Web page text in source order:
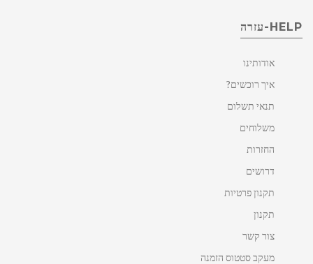
HELP-עזרה
אודותינו
איך רוכשים?
תנאי תשלום
משלוחים
החזרות
דרושים
תקנון פרטיות
תקנון
צור קשר
מעקב סטטוס הזמנה